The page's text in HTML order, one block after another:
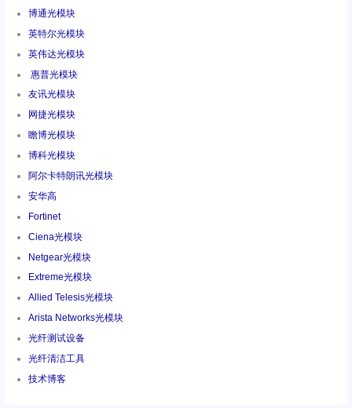
博通光模块
英特尔光模块
英伟达光模块
惠普光模块
友讯光模块
网捷光模块
瞻博光模块
博科光模块
阿尔卡特朗讯光模块
安华高
Fortinet
Ciena光模块
Netgear光模块
Extreme光模块
Allied Telesis光模块
Arista Networks光模块
光纤测试设备
光纤清洁工具
技术博客